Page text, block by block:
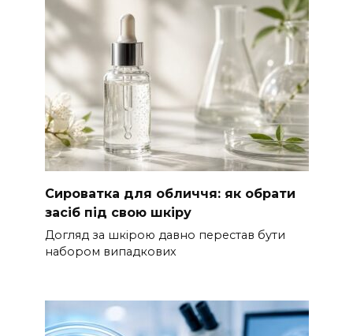
Сироватка для обличчя: як обрати
засіб під свою шкіру
Догляд за шкірою давно перестав бути
набором випадкових